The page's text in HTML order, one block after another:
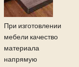
При изготовлении
мебели качество
материала
напрямую